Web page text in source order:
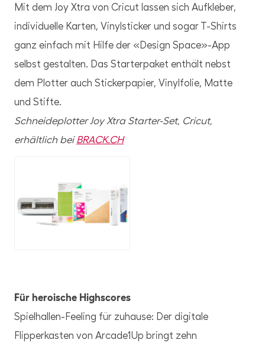
Mit dem Joy Xtra von Cricut lassen sich Aufkleber,
individuelle Karten, Vinylsticker und sogar T-Shirts
ganz einfach mit Hilfe der «Design Space»-App
selbst gestalten. Das Starterpaket enthält nebst
dem Plotter auch Stickerpapier, Vinylfolie, Matte
und Stifte.
Schneideplotter Joy Xtra Starter-Set, Cricut,
erhältlich beiBRACK.CH
Für heroische Highscores
Spielhallen-Feeling für zuhause: Der digitale
Flipperkasten von Arcade1Up bringt zehn